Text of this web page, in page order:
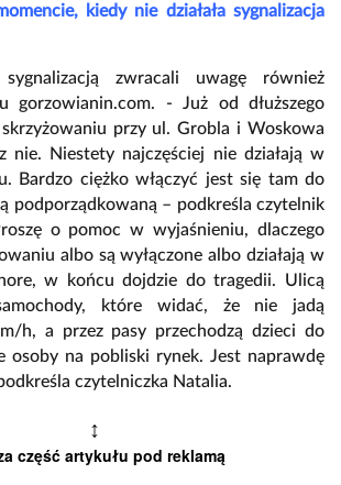
kiedy nie działała sygnalizacja
zwracali uwagę również
gorzowianin.com. - Już od dłuższego
przy ul. Grobla i Woskowa
nie. Niestety najczęściej nie działają w
Bardzo ciężko włączyć jest się tam do
podporządkowaną – podkreśla czytelnik
o pomoc w wyjaśnieniu, dlaczego
albo są wyłączone albo działają w
w końcu dojdzie do tragedii. Ulicą
które widać, że nie jadą
h, a przez pasy przechodzą dzieci do
osoby na pobliski rynek. Jest naprawdę
czytelniczka Natalia.
↕
część artykułu pod reklamą